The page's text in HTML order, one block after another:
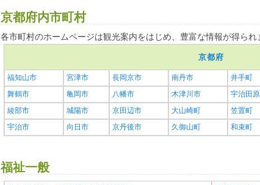
京都府内市町村
各市町村のホームページは観光案内をはじめ、豊富な情報が得られ
京都府
福知山市 宮津市 長岡京市 南丹市 井手町
舞鶴市
亀岡市 八幡市 木津川市 宇治田
綾部市
城陽市 京田辺市 大山崎町 笠置町
宇治市
向日市 京丹後市 久御山町 和束町
福祉一般